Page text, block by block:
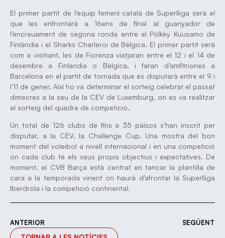
El primer partit de l’equip femení català de Superlliga serà el
que les enfrontarà a 16ens de final al guanyador de
l’encreuament de segona ronda entre el Pölkky Kuusamo de
Finlàndia i el Sharks Charleroi de Bèlgica. El primer partit serà
com a visitiant, les de Fiorenza viatjaran entre el 12 i el 14 de
desembre a Finlàndia o Bèlgica, i faran d’amfitriones a
Barcelona en el partit de tornada que es disputarà entre el 9 i
l’11 de gener. Així ho va determinar el sorteig celebrat el passat
dimecres a la seu de la CEV de Luxemburg, on es va realitzar
el sorteig del quadre de competició.
Un total de 126 clubs de fins a 35 països s’han inscrit per
disputar, a la CEV, la Challenge Cup. Una mostra del bon
moment del voleibol a nivell internacional i en una competició
on cada club té els seus propis objectius i expectatives. De
moment, el CVB Barça està centrat en tancar la plantilla de
cara a la temporada vinent on haurà d’afrontar la Superlliga
Iberdrola i la competició continental.
ANTERIOR SEGÜENT